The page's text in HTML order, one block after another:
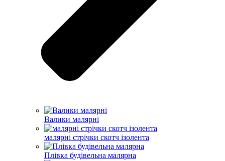
Валики малярні
малярні стрічки скотч ізолента
Плівка будівельна малярна